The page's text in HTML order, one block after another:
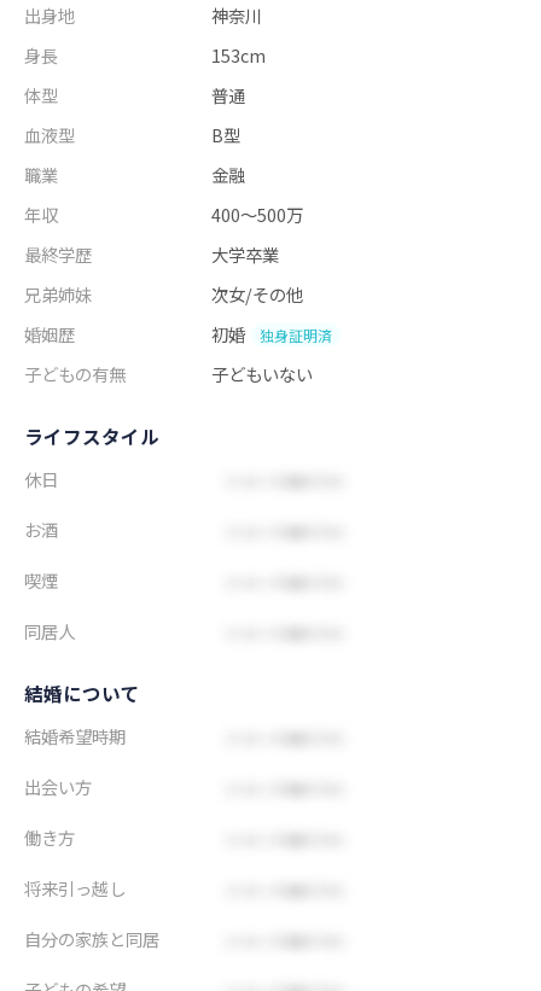
出身地
神奈川
身長
153cm
体型
普通
血液型
B型
職業
金融
年収
400～500万
最終学歴
大学卒業
兄弟姉妹
次女/その他
婚姻歴
初婚 独身証明済
子どもの有無 子どもいない
ライフスタイル
休日
お酒
喫煙
同居人
結婚について
結婚希望時期
出会い方
働き方
将来引っ越し
自分の家族と同居